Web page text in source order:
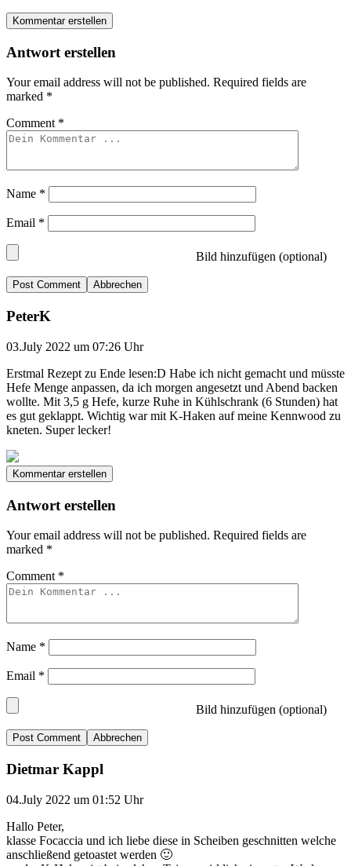
Kommentar erstellen
Antwort erstellen
Your email address will not be published. Required fields are
marked *
Comment *
Name *
Email *
Bild hinzufügen (optional)
Abbrechen
PeterK
03.July 2022 um 07:26 Uhr
Erstmal Rezept zu Ende lesen:D Habe ich nicht gemacht und müsste
Hefe Menge anpassen, da ich morgen angesetzt und Abend backen
wollte. Mit 3,5 g Hefe, kurze Ruhe in Kühlschrank (6 Stunden) hat
es gut geklappt. Wichtig war mit K-Haken auf meine Kennwood zu
kneten. Super lecker!
Kommentar erstellen
Antwort erstellen
Your email address will not be published. Required fields are
marked *
Comment *
Name *
Email *
Bild hinzufügen (optional)
Abbrechen
Dietmar Kappl
04.July 2022 um 01:52 Uhr
Hallo Peter,
klasse Focaccia und ich liebe diese in Scheiben geschnitten welche
anschließend getoastet werden 🙂